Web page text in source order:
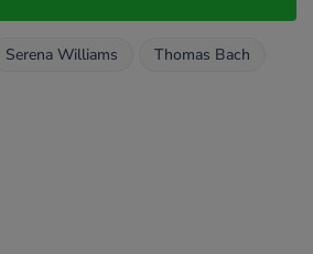
Serena Williams
Thomas Bach